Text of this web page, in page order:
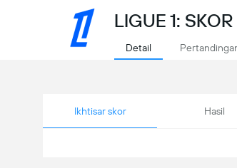
LIGUE 1:
Detail
Ikhtisar skor Hasil